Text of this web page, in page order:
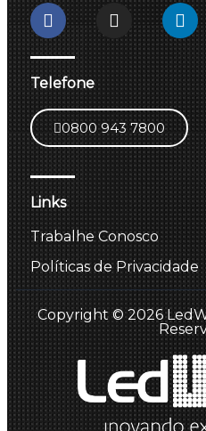
Telefone
0800 943 7800
Links
Trabalhe Conosco
Políticas de Privacidade
Copyright © 2026